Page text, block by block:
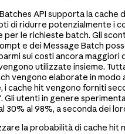
API supporta la cache
di ridurre potenzialmente i
per le richieste batch. Gli
e dei Message Batch
sui costi ancora maggiori
utilizzate insieme.
vengono elaborate in modo
i cache hit vengono forniti
utenti in genere
30% al 98%, a seconda dei
la probabilità di cache hit